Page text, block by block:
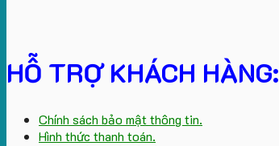
HỖ TRỢ KHÁCH HÀNG:
Chính sách bảo mật thông tin.
Hình thức thanh toán.